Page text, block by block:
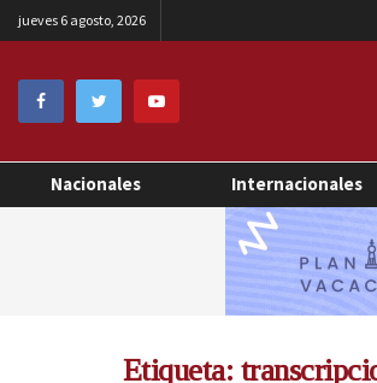
jueves 6 agosto, 2026
Nacionales Internacionales
Etiqueta: